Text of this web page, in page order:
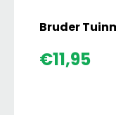
Bruder
€11,95